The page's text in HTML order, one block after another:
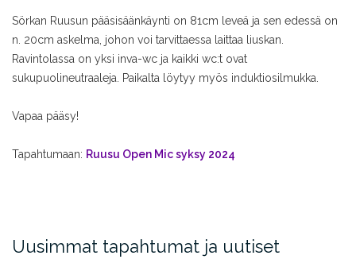
Sörkan Ruusun pääsisäänkäynti on 81cm leveä ja sen edessä on
n. 20cm askelma, johon voi tarvittaessa laittaa liuskan.
Ravintolassa on yksi inva-wc ja kaikki wc:t ovat
sukupuolineutraaleja. Paikalta löytyy myös induktiosilmukka.
Vapaa pääsy!
Tapahtumaan: Ruusu Open Mic syksy 2024
Uusimmat tapahtumat ja uutiset